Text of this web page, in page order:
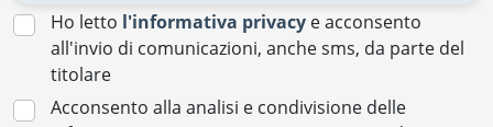
Ho letto l'informativa privacy e acconsento
all'invio di comunicazioni, anche sms, da parte del
titolare
Acconsento alla analisi e condivisione delle